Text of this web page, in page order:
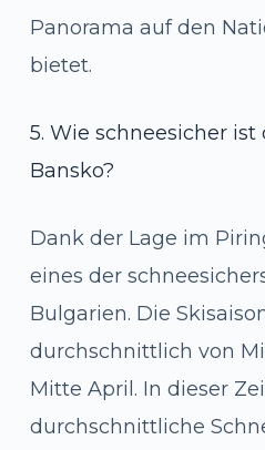
Panorama auf den
bietet.
5. Wie schneesicher ist
Bansko?
Dank der Lage im
eines der
Bulgarien. Die
durchschnittlich von
Mitte April. In dieser
durchschnittliche